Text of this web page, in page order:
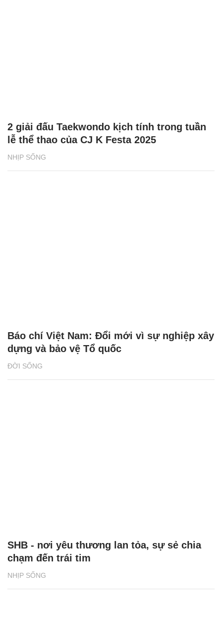
NHỊP SỐNG
2 giải đấu Taekwondo kịch tính trong tuần
lễ thể thao của CJ K Festa 2025
ĐỜI SỐNG
Báo chí Việt Nam: Đổi mới vì sự nghiệp xây
dựng và bảo vệ Tổ quốc
NHỊP SỐNG
SHB - nơi yêu thương lan tỏa, sự sẻ chia
chạm đến trái tim